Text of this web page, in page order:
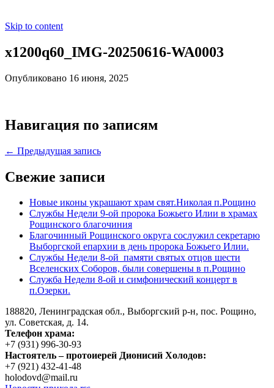
Skip to content
x1200q60_IMG-20250616-WA0003
Опубликовано 16 июня, 2025
Навигация по записям
← Предыдущая запись
Свежие записи
Новые иконы украшают храм свят.Николая п.Рощино
Службы Недели 9-ой пророка Божьего Илии в храмах
Рощинского благочиния
Благочинный Рощинского округа сослужил секретарю
Выборгской епархии в день пророка Божьего Илии.
Службы Недели 8-ой памяти святых отцов шести
Вселенских Соборов, были совершены в п.Рощино
Служба Недели 8-ой и симфонический концерт в
п.Озерки.
188820, Ленинградская обл., Выборгский р-н, пос. Рощино,
ул. Советская, д. 14.
Телефон храма:
+7 (931) 996-30-93
Настоятель – протоиерей Дионисий Холодов:
+7 (921) 432-41-48
holodovd@mail.ru